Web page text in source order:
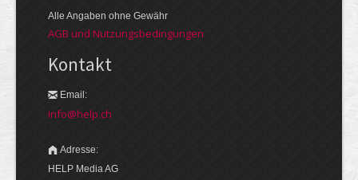
Alle Angaben ohne Gewähr
AGB und Nutzungsbedingungen
Kontakt
Email:
info@help.ch
Adresse:
HELP Media AG